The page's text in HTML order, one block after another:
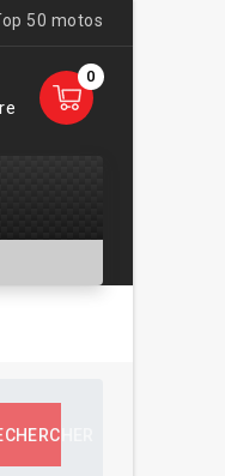
50 motos
0